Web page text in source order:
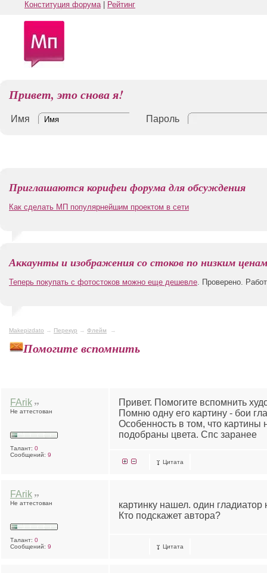
Конституция форума| Рейтинг
Привет, это снова я!
Имя Пароль
Приглашаются корифеи форума для обсуждения
Как сделать МП популярнейшим проектом в сети
Аккаунты и изображения со стоков по низким ценам
Теперь покупать с фотостоков можно еще дешевле. Проверено.
Makepizdato → Перекур → Флейм →
Помогите вспомнить
FArik
Не аттестован
Талант: 0
Сообщений: 9
Привет. Помогите вспомнить
Помню одну его картину - бои
Особенность в том, что картины
подобраны цвета. Спс заранее
Цитата
FArik
Не аттестован
Талант: 0
Сообщений: 9
картинку нашел. один гладиатор
Кто подскажет автора?
Цитата